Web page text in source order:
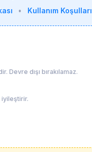
• Kullanım Koşulları
Devre dışı bırakılamaz.
iyileştirir.